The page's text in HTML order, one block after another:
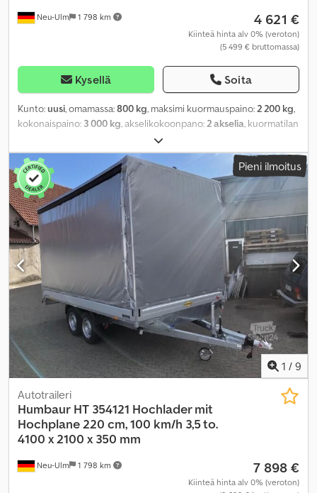
Neu-Ulm 1 798 km 4 621 €
Kiinteä hinta alv 0% (veroton)
(5 499 € bruttomassa)
Kysellä Soita
Kunto:uusi, omamassa:800 kg, maksimi kuormauspaino:2 200 kg,
kokonaispaino: 3 000 kg, akselikokoonpano:2 akselia, kuormatilan
, lastitilan leveys:2 070 mm
350 mm, kuormatilan tilavuus:4,4 m³, väri:muu, rakennuskorkeus:
1 120 mm
, työleveys:2 136 mm Pieni ilmoitus
1 / 9
Neu-Ulm 1 798 km
Autotraileri
Humbaur HT 354121 Hochlader mit
Hochplane 220 cm, 100 km/h 3,5 to.
4100 x 2100 x 350 mm
7 898 €
Kiinteä hinta alv 0% (veroton)